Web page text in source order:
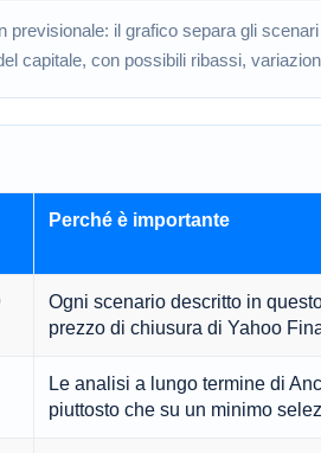
previsionale: il grafico separa gli
capitale, con possibili ribassi,
Perché è importante
Ogni scenario descritto in
prezzo di chiusura di Yahoo
Le analisi a lungo termine di
piuttosto che su un minimo